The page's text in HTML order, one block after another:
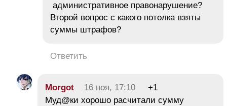
административное правонарушение?
Второй вопрос с какого потолка взяты
суммы штрафов?
Ответить
Morgot 16 ноя, 17:10
+1
Муд@ки хорошо расчитали сумму